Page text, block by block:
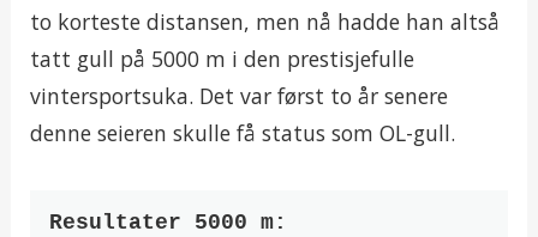
to korteste distansen, men nå hadde han altså
tatt gull på 5000 m i den prestisjefulle
vintersportsuka. Det var først to år senere
denne seieren skulle få status som OL-gull.
Resultater 5000 m: